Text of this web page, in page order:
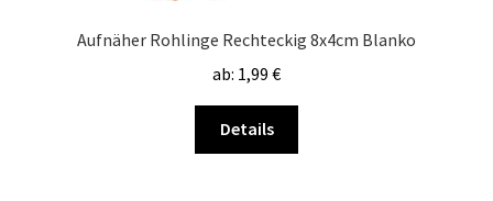
Aufnäher Rohlinge Rechteckig 8x4cm Blanko
ab: 1,99 €
Details